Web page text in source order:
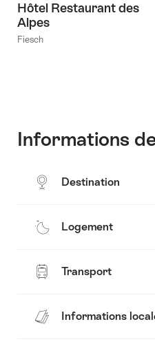
vraiment
inconnue
–
Hôtel Restaurant des
Alpes
Fiesch
Informations
Destination
Logement
Transport
Informations